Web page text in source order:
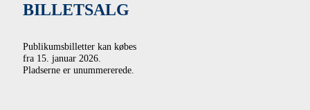
BILLETSALG
Publikumsbilletter kan købes
fra 15. januar 2026.
Pladserne er unummererede.